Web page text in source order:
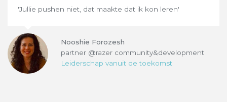
'Jullie pushen niet, dat maakte dat ik kon leren'
Nooshie Forozesh
partner @razer community&development
Leiderschap vanuit de toekomst